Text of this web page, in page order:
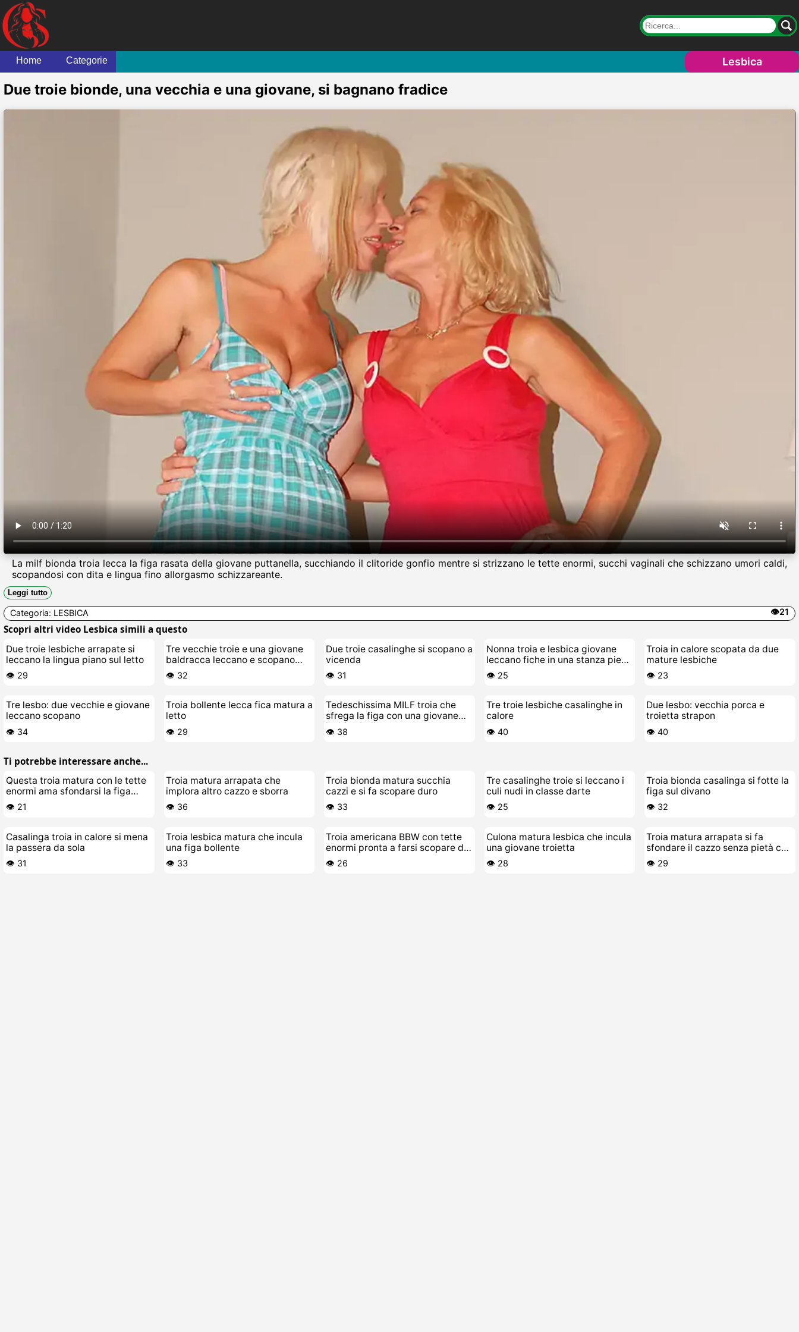
Home Categorie Lesbica
Due troie bionde, una vecchia e una giovane, si bagnano fradice
La milf bionda troia lecca la figa rasata della giovane puttanella, succhiando il clitoride gonfio mentre si strizzano le tette enormi, succhi vaginali che schizzano umori caldi,
scopandosi con dita e lingua fino allorgasmo schizzareante.
Leggi tutto
Categoria: LESBICA 👁️21
Scopri altri video Lesbica simili a questo
Due troie lesbiche arrapate si
leccano la lingua piano sul letto
👁️ 29
Tre vecchie troie e una giovane
baldracca leccano e scopano
duro sul divano
👁️ 32
Due troie casalinghe si scopano a
vicenda
👁️ 31
Nonna troia e lesbica giovane
leccano fiche in una stanza piena
di mature porche
👁️ 25
Troia in calore scopata da due
mature lesbiche
👁️ 23
Tre lesbo: due vecchie e giovane
leccano scopano
👁️ 34
Troia bollente lecca fica matura a
letto
👁️ 29
Tedeschissima MILF troia che
sfrega la figa con una giovane
lesbica bollente
👁️ 38
Tre troie lesbiche casalinghe in
calore
👁️ 40
Due lesbo: vecchia porca e
troietta strapon
👁️ 40
Ti potrebbe interessare anche...
Questa troia matura con le tette
enormi ama sfondarsi la figa
bagnata
👁️ 21
Troia matura arrapata che
implora altro cazzo e sborra
👁️ 36
Troia bionda matura succhia
cazzi e si fa scopare duro
👁️ 33
Tre casalinghe troie si leccano i
culi nudi in classe darte
👁️ 25
Troia bionda casalinga si fotte la
figa sul divano
👁️ 32
Casalinga troia in calore si mena
la passera da sola
👁️ 31
Troia lesbica matura che incula
una figa bollente
👁️ 33
Troia americana BBW con tette
enormi pronta a farsi scopare da
perversa
👁️ 26
Culona matura lesbica che incula
una giovane troietta
👁️ 28
Troia matura arrapata si fa
sfondare il cazzo senza pietà con
sborrata dentro
👁️ 29